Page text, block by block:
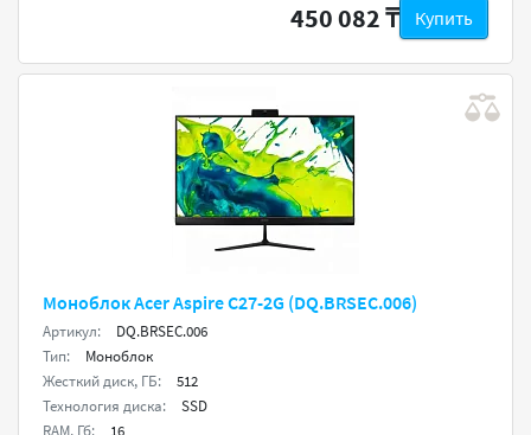
450 082 ₸ Купить
Моноблок Acer Aspire C27-2G (DQ.BRSEC.006)
Артикул:
DQ.BRSEC.006
Тип:
Моноблок
Жесткий диск, ГБ:
512
Технология диска:
SSD